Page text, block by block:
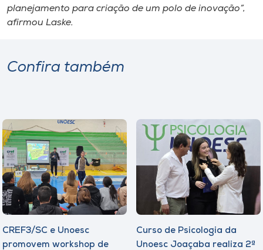
planejamento para criação de um polo de inovação”,
afirmou Laske.
Confira também
CREF3/SC e Unoesc
promovem workshop de
Curso de Psicologia da
Unoesc Joaçaba realiza 2ª